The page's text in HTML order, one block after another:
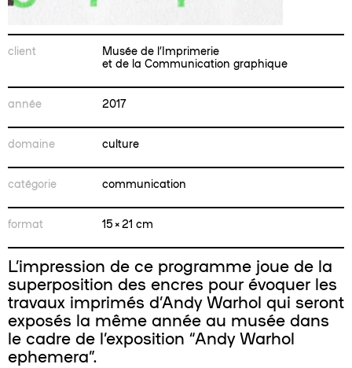
client
Musée de l’Imprimerie
et de la Communication graphique
année 2017
domaine culture
catégorie communication
format 15 × 21 cm
L’impression de ce programme joue de la
superposition des encres pour évoquer les
travaux imprimés d’Andy Warhol qui seront
exposés la même année au musée dans
le cadre de l’exposition “Andy Warhol
ephemera”.